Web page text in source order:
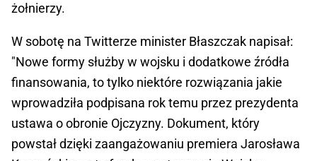
żołnierzy.
W sobotę na Twitterze minister Błaszczak napisał:
"Nowe formy służby w wojsku i dodatkowe źródła
finansowania, to tylko niektóre rozwiązania jakie
wprowadziła podpisana rok temu przez prezydenta
ustawa o obronie Ojczyzny. Dokument, który
powstał dzięki zaangażowaniu premiera Jarosława